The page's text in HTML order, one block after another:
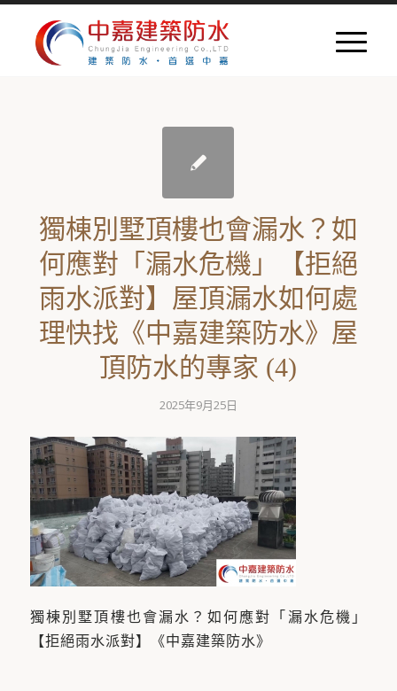
獨棟別墅頂樓也會漏水？如
何應對「漏水危機」【拒絕
雨水派對】屋頂漏水如何處
理快找《中嘉建築防水》屋
頂防水的專家 (4)
2025年9月25日
獨棟別墅頂樓也會漏水？如何應對「漏水危機」
【拒絕雨水派對】《中嘉建築防水》